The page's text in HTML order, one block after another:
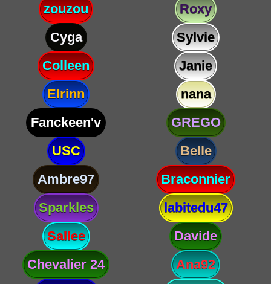
zouzou
Roxy
Cyga
Sylvie
Colleen
Janie
Elrinn
nana
Fanckeen'v
GREGO
USC
Belle
Ambre97
Braconnier
Sparkles
labitedu47
Sallee
Davide
Chevalier 24
Ana92